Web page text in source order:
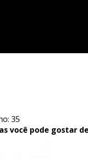
35
você pode gostar